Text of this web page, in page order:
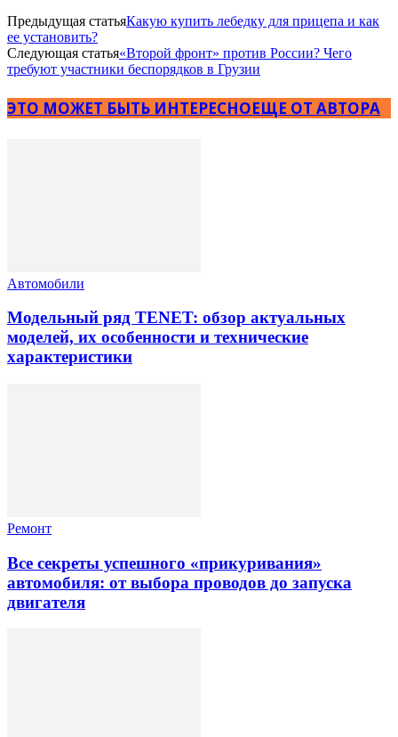
Предыдущая статьяКакую купить лебедку для прицепа и как
ее установить?
Следующая статья«Второй фронт» против России? Чего
требуют участники беспорядков в Грузии
ЭТО МОЖЕТ БЫТЬ ИНТЕРЕСНОЕЩЕ ОТ АВТОРА
Автомобили
Модельный ряд TENET: обзор актуальных
моделей, их особенности и технические
характеристики
Ремонт
Все секреты успешного «прикуривания»
автомобиля: от выбора проводов до запуска
двигателя